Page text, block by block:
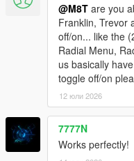
@M8T are you
Franklin, Trevor
off/on... like the
Radial Menu,
us basically
toggle off/on
12 юли 2026
7777N
Works perfectly!